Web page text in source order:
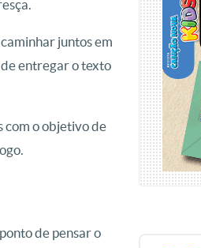
caminhar juntos em
de entregar o texto
com o objetivo de
de pensar o